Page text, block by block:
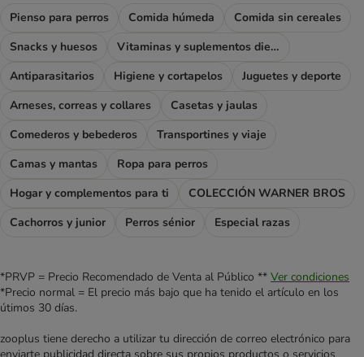
Pienso para perros Comida húmeda
Comida sin cereales
Snacks y huesos
Vitaminas y suplementos dietéticos
Antiparasitarios
Higiene y cortapelos
Juguetes y deporte
Arneses, correas y collares
Casetas y jaulas
Comederos y bebederos
Transportines y viaje
Camas y mantas
Ropa para perros
Hogar y complementos para ti
COLECCIÓN WARNER BROS
Cachorros y junior
Perros sénior Especial razas
*PRVP = Precio Recomendado de Venta al Público ** Ver condiciones
*Precio normal = El precio más bajo que ha tenido el artículo en los
útimos 30 días.
zooplus tiene derecho a utilizar tu dirección de correo electrónico para